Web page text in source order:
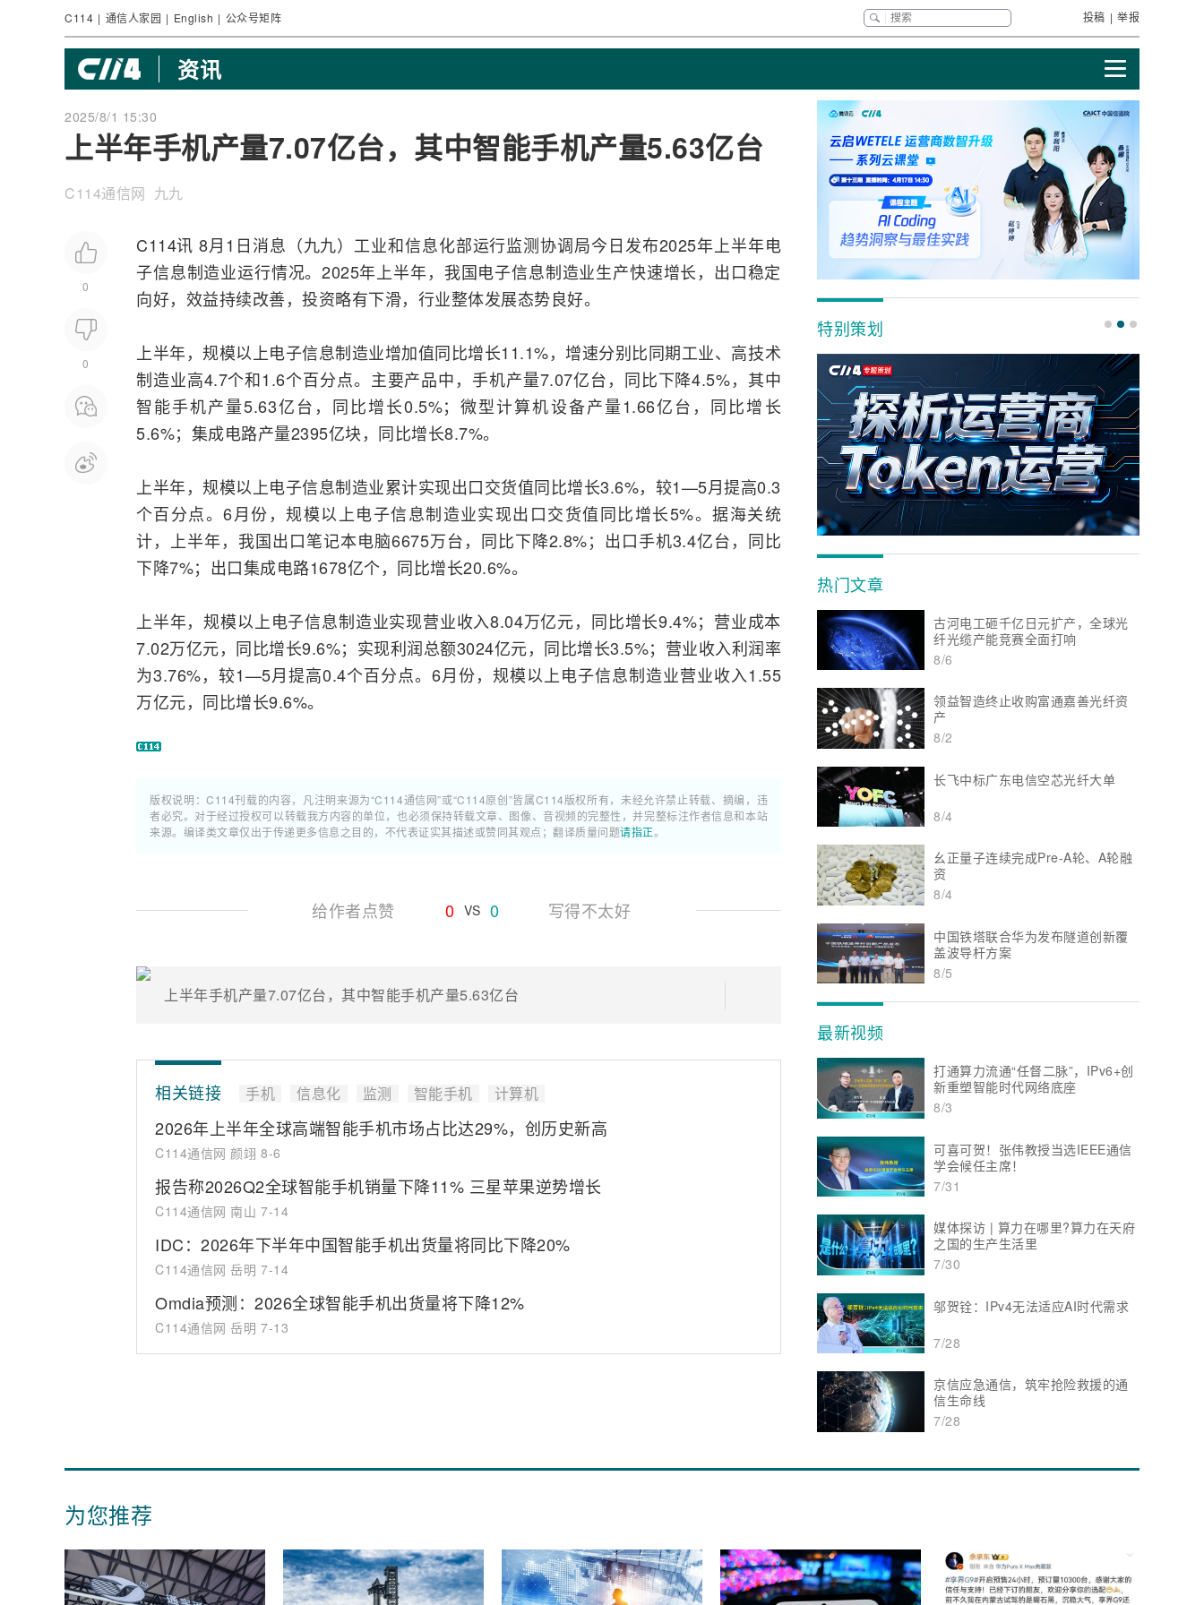
C114 | 通信人家园 | English | 公众号矩阵 投稿 | 举报
资讯
2025/8/1 15:30
上半年手机产量7.07亿台，其中智能手机产量5.63亿台
C114通信网 九九
0
0
C114讯 8月1日消息（九九）工业和信息化部运行监测协调局今日发布2025年上半年电
子信息制造业运行情况。2025年上半年，我国电子信息制造业生产快速增长，出口稳定
向好，效益持续改善，投资略有下滑，行业整体发展态势良好。
上半年，规模以上电子信息制造业增加值同比增长11.1%，增速分别比同期工业、高技术
制造业高4.7个和1.6个百分点。主要产品中， 手机产量7.07亿台，同比下降4.5%，其中
智能手机产量5.63亿台，同比增长0.5%；微型计算机设备产量1.66亿台，同比增长
5.6%；集成电路产量2395亿块，同比增长8.7%。
上半年，规模以上电子信息制造业累计实现出口交货值同比增长3.6%，较1—5月提高0.3
个百分点。6月份，规模以上电子信息制造业实现出口交货值同比增长5%。据海关统
计，上半年，我国出口笔记本电脑6675万台，同比下降2.8%；出口手机3.4亿台，同比
下降7%；出口集成电路1678亿个，同比增长20.6%。
上半年，规模以上电子信息制造业实现营业收入8.04万亿元，同比增长9.4%；营业成本
7.02万亿元，同比增长9.6%；实现利润总额3024亿元，同比增长3.5%；营业收入利润率
为3.76%，较1—5月提高0.4个百分点。6月份，规模以上电子信息制造业营业收入1.55
万亿元，同比增长9.6%。
版权说明：C114刊载的内容，凡注明来源为“C114通信网”或“C114原创”皆属C114版权所有，未经允许禁止转载、摘编，违
者必究。对于经过授权可以转载我方内容的单位，也必须保持转载文章、图像、音视频的完整性，并完整标注作者信息和本站
来源。编译类文章仅出于传递更多信息之目的，不代表证实其描述或赞同其观点；翻译质量问题请指正。
给作者点赞 0 VS 0 写得不太好
上半年手机产量7.07亿台，其中智能手机产量5.63亿台
相关链接 手机 信息化 监测 智能手机 计算机
2026年上半年全球高端智能手机市场占比达29%，创历史新高
C114通信网 颜翊 8-6
报告称2026Q2全球智能手机销量下降11% 三星苹果逆势增长
C114通信网 南山 7-14
IDC：2026年下半年中国智能手机出货量将同比下降20%
C114通信网 岳明 7-14
Omdia预测：2026全球智能手机出货量将下降12%
C114通信网 岳明 7-13
特别策划
热门文章
古河电工砸千亿日元扩产，全球光
纤光缆产能竞赛全面打响
8/6
领益智造终止收购富通嘉善光纤资
产
8/2
长飞中标广东电信空芯光纤大单
8/4
幺正量子连续完成Pre-A轮、A轮融
资
8/4
中国铁塔联合华为发布隧道创新覆
盖波导杆方案
8/5
最新视频
打通算力流通“任督二脉”，IPv6+创
新重塑智能时代网络底座
8/3
可喜可贺！张伟教授当选IEEE通信
学会候任主席！
7/31
媒体探访 | 算力在哪里?算力在天府
之国的生产生活里
7/30
邬贺铨：IPv4无法适应AI时代需求
7/28
京信应急通信，筑牢抢险救援的通
信生命线
7/28
为您推荐